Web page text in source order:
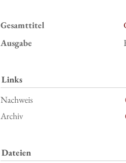
Gesamttitel
Ausgabe
Links
Nachweis
Archiv
Dateien